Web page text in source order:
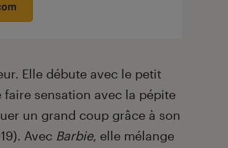
Elle débute avec le petit
sensation avec la pépite
un grand coup grâce à son
Avec Barbie, elle mélange